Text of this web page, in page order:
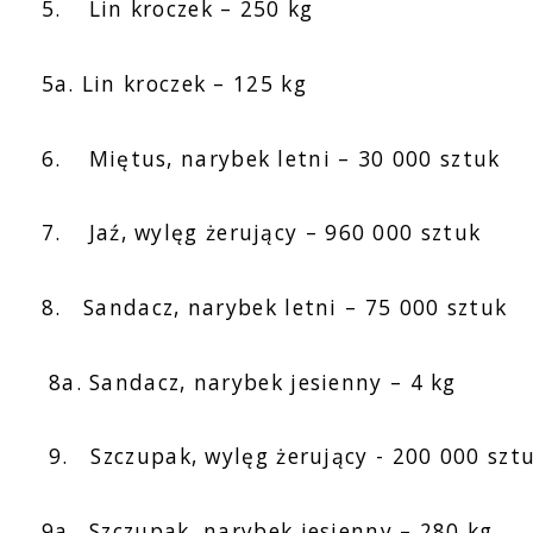
5. Lin kroczek – 250 kg
5a. Lin kroczek – 125 kg
6. Miętus, narybek letni – 30 000 sztuk
7. Jaź, wylęg żerujący – 960 000 sztuk
8. Sandacz, narybek letni – 75 000 sztuk
8a. Sandacz, narybek jesienny – 4 kg
9. Szczupak, wylęg żerujący - 200 000